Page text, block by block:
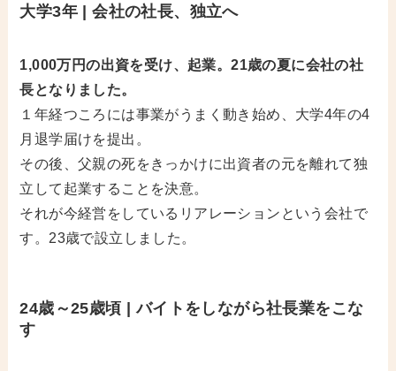
大学3年 | 会社の社長、独立へ
1,000万円の出資を受け、起業。21歳の夏に会社の社
長となりました。
１年経つころには事業がうまく動き始め、大学4年の4
月退学届けを提出。
その後、父親の死をきっかけに出資者の元を離れて独
立して起業することを決意。
それが今経営をしているリアレーションという会社で
す。23歳で設立しました。
24歳～25歳頃 | バイトをしながら社長業をこな
す